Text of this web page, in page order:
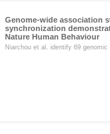
Genome-wide association
synchronization
Nature Human Behaviour
Niarchou et al. identify 69